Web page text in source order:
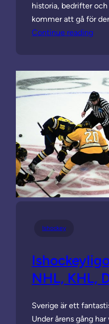
historia, bedrifter
kommer att gå för
Continue reading
Ishockey
NHL, KHL,
Sverige är ett
Under årens gång